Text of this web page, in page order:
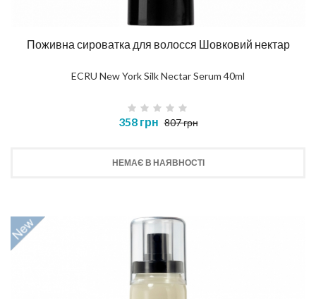
Поживна сироватка для волосся Шовковий нектар
ECRU New York Silk Nectar Serum 40ml
358 грн 807 грн
НЕМАЄ В НАЯВНОСТІ